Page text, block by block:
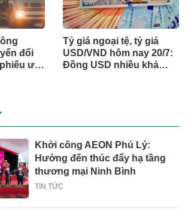
đổi
ưu
Tỷ giá ngoại tệ, tỷ giá
USD/VND hôm nay 20/7:
Đồng USD nhiều khả
Khởi công AEON Phủ Lý:
Hướng đến thúc đẩy hạ tầng
thương mại Ninh Bình
TIN TỨC